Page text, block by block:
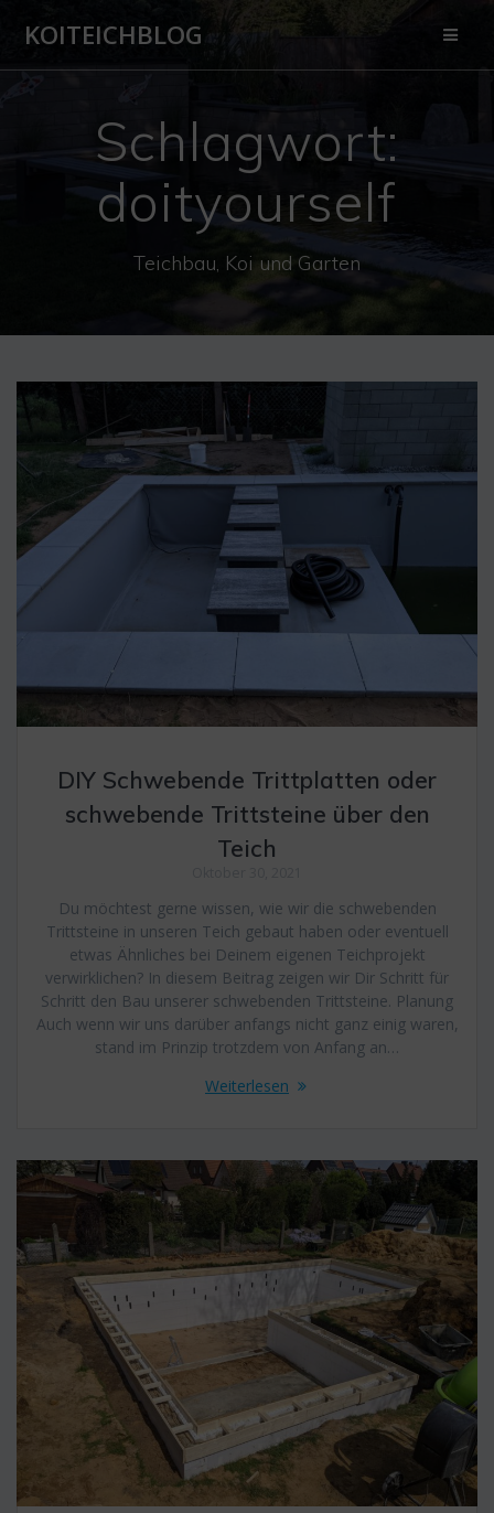
Inhalt
KOITEICHBLOG
Schlagwort:
doityourself
Teichbau, Koi und Garten
DIY Schwebende Trittplatten oder
schwebende Trittsteine über den
Teich
Du möchtest gerne wissen, wie wir die schwebenden
Trittsteine in unseren Teich gebaut haben oder eventuell
etwas Ähnliches bei Deinem eigenen Teichprojekt
verwirklichen? In diesem Beitrag zeigen wir Dir Schritt für
Schritt den Bau unserer schwebenden Trittsteine. Planung
Auch wenn wir uns darüber anfangs nicht ganz einig waren,
stand im Prinzip trotzdem von Anfang an…
Weiterlesen